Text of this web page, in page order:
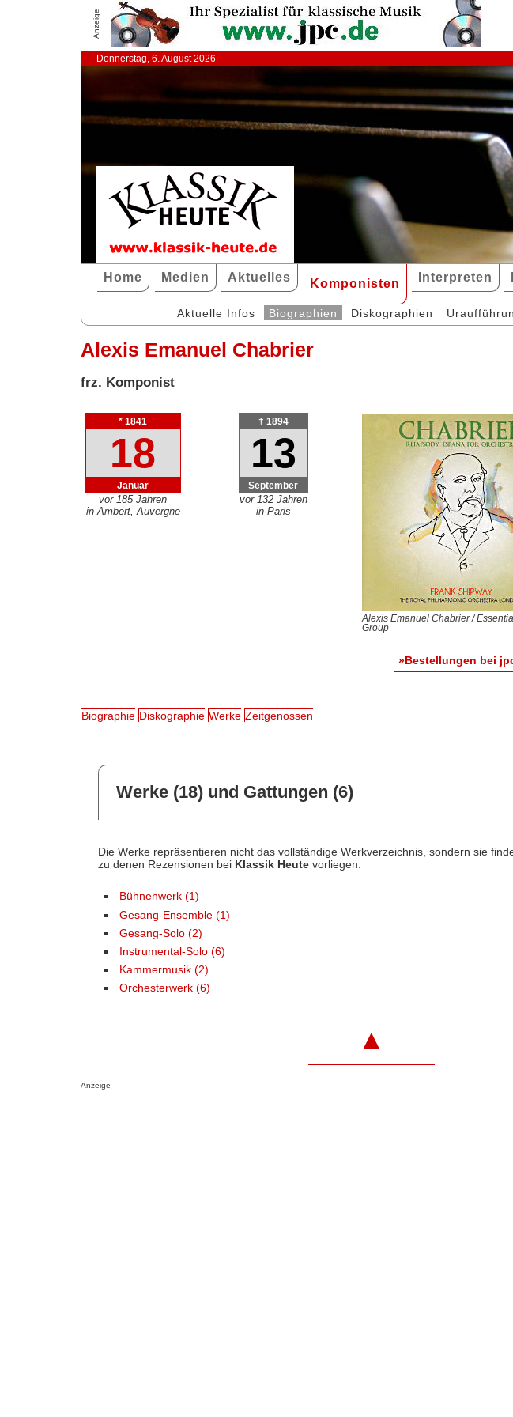
Anzeige
Donnerstag, 6. August 2026
Home Medien Aktuelles Komponisten Interpreten
Aktuelle Infos Biographien Diskographien
Alexis Emanuel Chabrier
frz. Komponist
* 1841
18
Januar
vor 185 Jahren
in Ambert, Auvergne
† 1894
13
September
vor 132 Jahren
in Paris
Alexis Emanuel Chabrier /
Group
»Bestellungen bei
Biographie Diskographie Werke Zeitgenossen
Werke (18) und Gattungen (6)
Die Werke repräsentieren nicht das vollständige Werkverzeichnis, sondern sie
zu denen Rezensionen bei Klassik Heutevorliegen.
Bühnenwerk (1)
Gesang-Ensemble (1)
Gesang-Solo (2)
Instrumental-Solo (6)
Kammermusik (2)
Orchesterwerk (6)
▲
Anzeige